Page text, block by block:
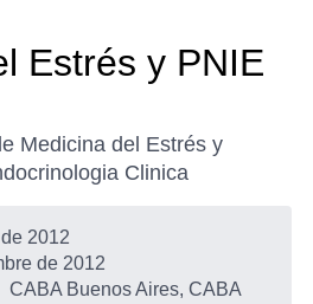
Estrés y PNIE
Medicina del Estrés y
Clinica
2012
de 2012
CABA Buenos Aires, CABA